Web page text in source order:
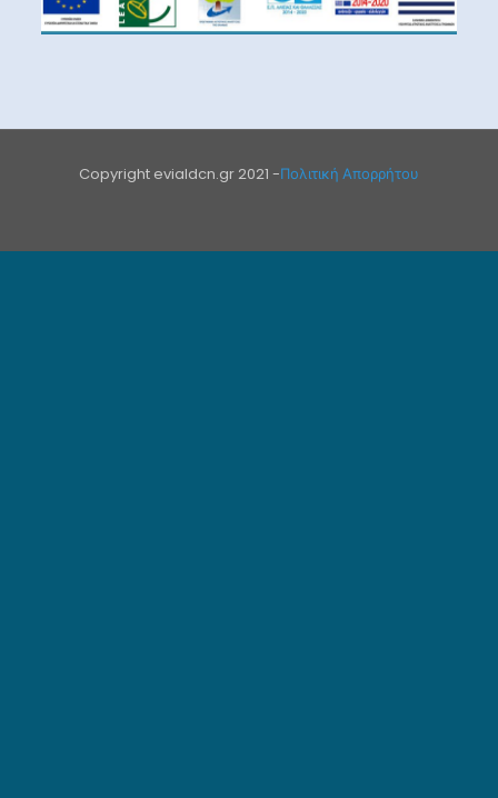
Copyright evialdcn.gr 2021 -Πολιτική Απορρήτου